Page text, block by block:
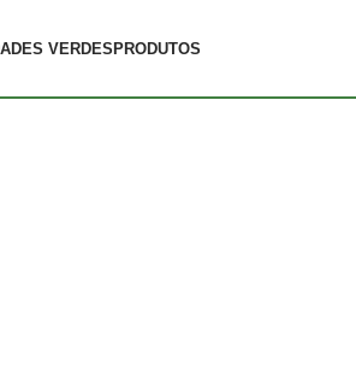
VERDESPRODUTOS